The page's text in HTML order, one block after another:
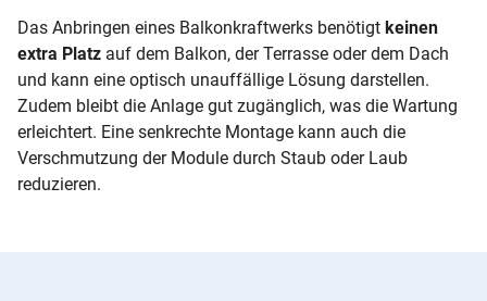
Das Anbringen eines Balkonkraftwerks benötigt keinen
extra Platz auf dem Balkon, der Terrasse oder dem Dach
und kann eine optisch unauffällige Lösung darstellen.
Zudem bleibt die Anlage gut zugänglich, was die Wartung
erleichtert. Eine senkrechte Montage kann auch die
Verschmutzung der Module durch Staub oder Laub
reduzieren.